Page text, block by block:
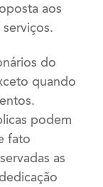
aos
do
quando
podem
fato
as